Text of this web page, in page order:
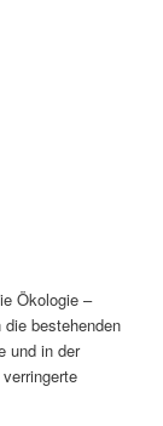
Ökologie –
bestehenden
und in der